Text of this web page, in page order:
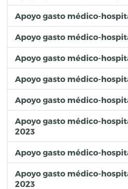
Apoyo gasto médico-
Apoyo gasto médico-
Apoyo gasto médico-
Apoyo gasto médico-
Apoyo gasto médico-
Apoyo gasto médico-
2023
Apoyo gasto médico-
Apoyo gasto médico-
2023